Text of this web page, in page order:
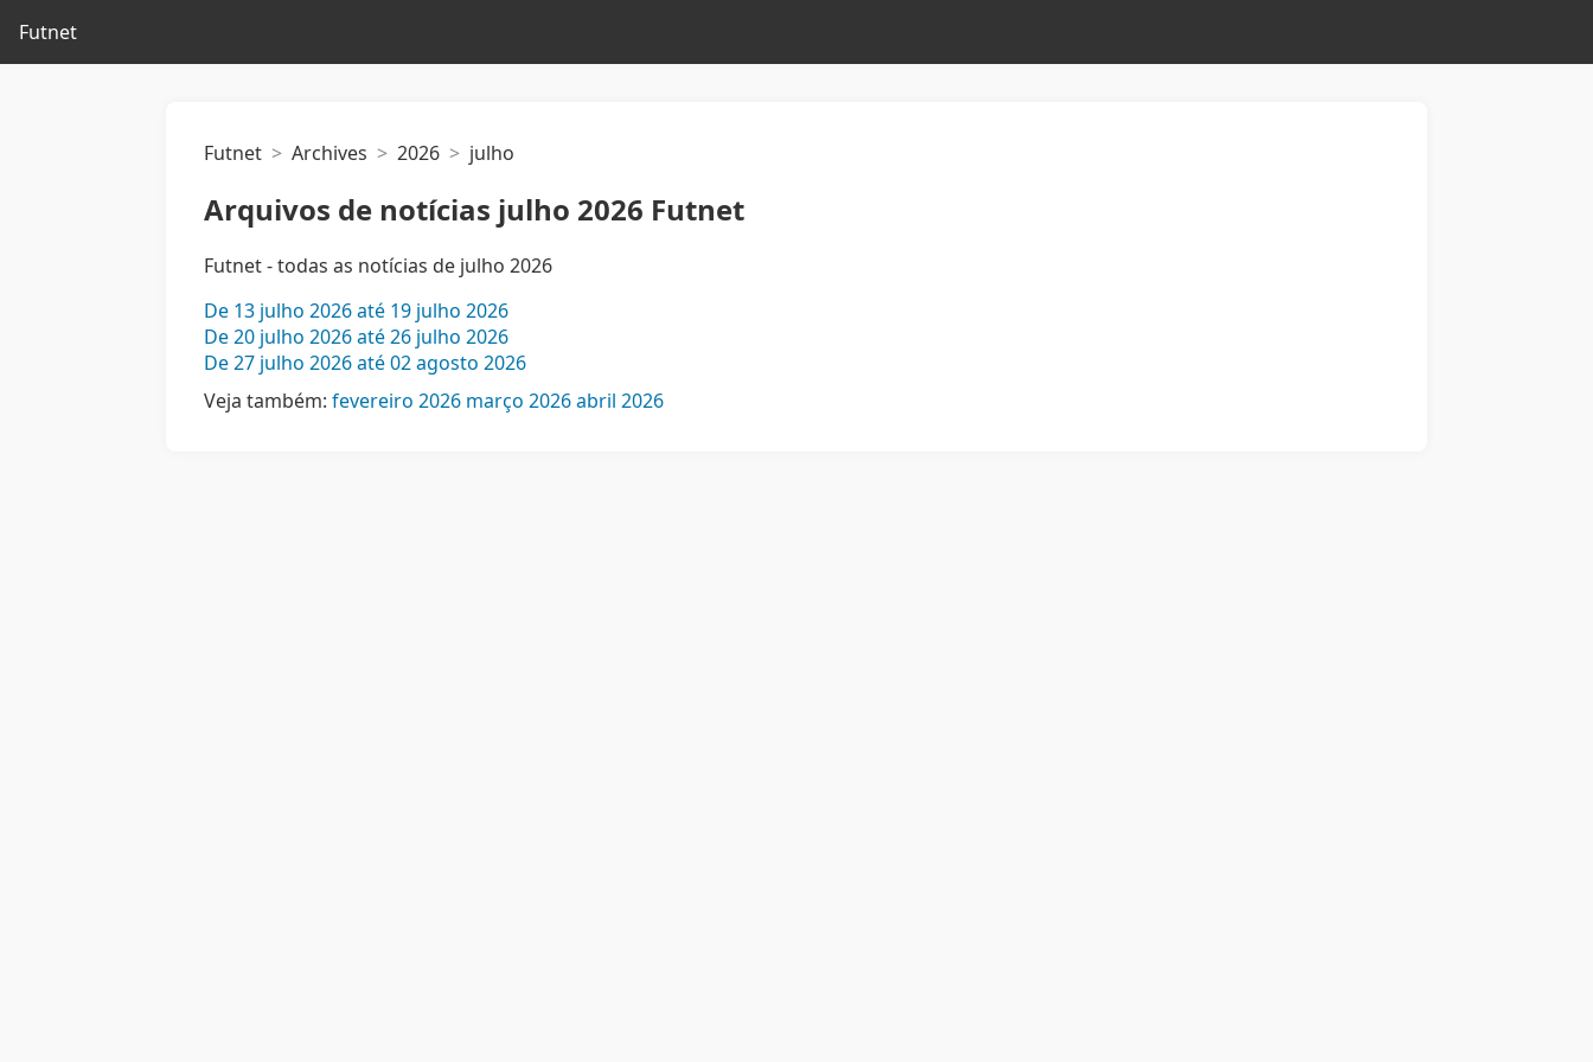
Futnet
Futnet Archives 2026 julho
Arquivos de notícias julho 2026 Futnet
Futnet - todas as notícias de julho 2026
De 13 julho 2026 até 19 julho 2026
De 20 julho 2026 até 26 julho 2026
De 27 julho 2026 até 02 agosto 2026
Veja também: fevereiro 2026 março 2026abril 2026